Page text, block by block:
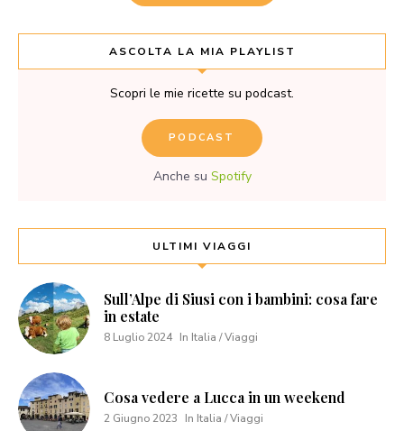
ASCOLTA LA MIA PLAYLIST
Scopri le mie ricette su podcast.
PODCAST
Anche su Spotify
ULTIMI VIAGGI
Sull’Alpe di Siusi con i bambini: cosa fare
in estate
8 Luglio 2024 In Italia / Viaggi
Cosa vedere a Lucca in un weekend
2 Giugno 2023 In Italia / Viaggi